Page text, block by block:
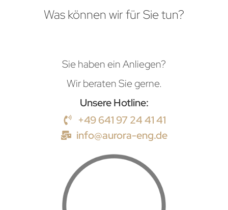
Was können wir für Sie tun?
Sie haben ein Anliegen?
Wir beraten Sie gerne.
Unsere Hotline:
+49 641 97 24 41 41
info@aurora-eng.de